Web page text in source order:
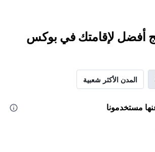
أفضل لإقامتك في بوكس
المدن الأكثر شعبية
مستخدمونا